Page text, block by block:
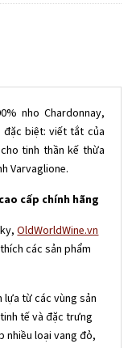
nho Chardonnay,
đặc biệt: viết tắt của
tinh thần kế thừa
Varvaglione.
cấp chính hãng
OldWorldWine.vn
các sản phẩm
từ các vùng sản
tế và đặc trưng
nhiều loại vang đỏ,